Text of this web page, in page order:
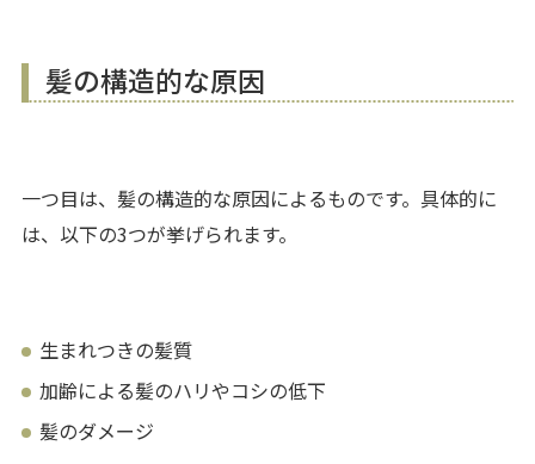
髪の構造的な原因
一つ目は、髪の構造的な原因によるものです。具体的に
は、以下の3つが挙げられます。
生まれつきの髪質
加齢による髪のハリやコシの低下
髪のダメージ